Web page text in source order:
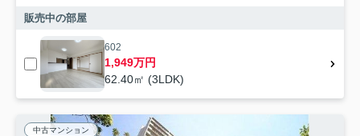
販売中の部屋
602
1,949万円
62.40㎡ (3LDK)
中古マンション